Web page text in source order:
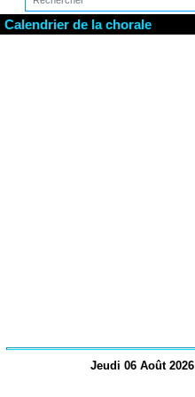
Calendrier de la chorale
Jeudi 06 Août 2026